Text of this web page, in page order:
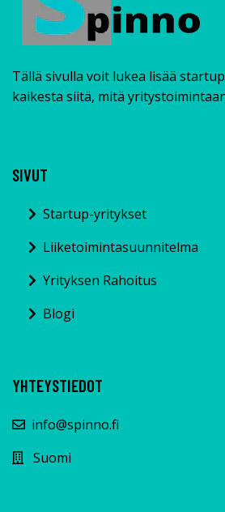
Tällä sivulla voit lukea lisää
kaikesta siitä, mitä
SIVUT
Startup-yritykset
Liiketoimintasuunnitelma
Yrityksen Rahoitus
Blogi
YHTEYSTIEDOT
info@spinno.fi
Suomi